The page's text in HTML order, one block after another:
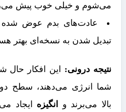
می‌شوم و خیلی خوب پیش
عادت‌های بدم عوض
تبدیل شدن به نسخه‌ای بهتر
نتیجه درونی: این افکار حال
شما انرژی می‌دهند، سطح
بالا می‌برند و
انگیزه ایجاد